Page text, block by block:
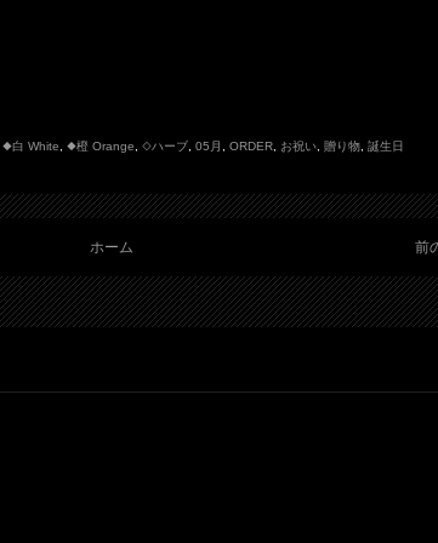
◆白 White ◆橙 Orange ◇ハーブ 05月 ORDER お祝い 贈り物 誕生日
前
ホーム